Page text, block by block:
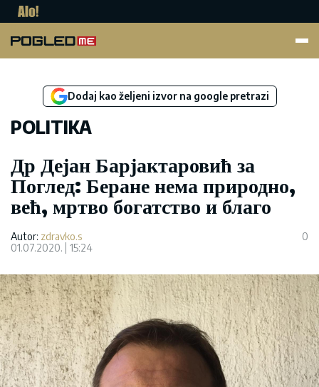
Dodaj kao željeni izvor na google pretrazi
POLITIKA
Др Дејан Барјактаровић за
Поглед: Беране нема природно,
већ, мртво богатство и благо
Autor: zdravko.s
01.07.2020.
15:24
0